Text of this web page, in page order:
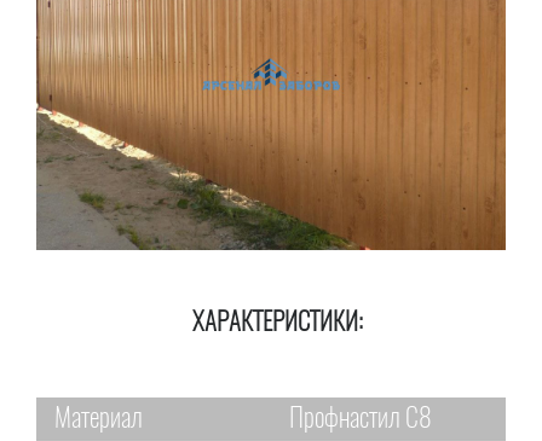
ХАРАКТЕРИСТИКИ:
Материал
Профнастил С8